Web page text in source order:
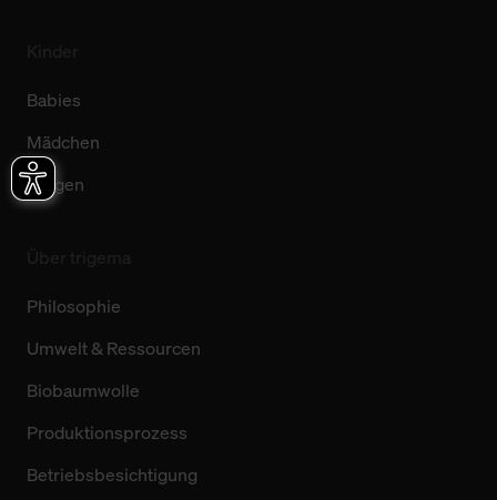
Babies
Mädchen
Jungen
Philosophie
Umwelt & Ressourcen
Biobaumwolle
Produktionsprozess
Betriebsbesichtigung